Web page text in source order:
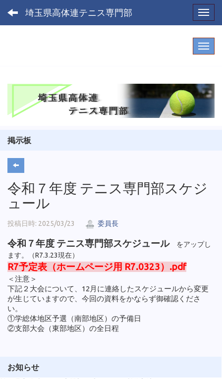
埼玉県高体連テニス専門部
掲示板
令和７年度 テニス専門部スケジ
ュール
投稿日時: 2025/03/23 委員長
令和７年度 テニス専門部スケジュールをアップし
ます。（R7.3.23現在）
R7予定表（ホームページ用 R7.0323）.pdf
＜注意＞
下記２大会について、12月に連絡したスケジュールから変更
が生じていますので、今回の資料をかならず御確認くださ
い。
①学総体地区予選（南部地区）の予備日
②支部大会（東部地区）の全日程
お知らせ